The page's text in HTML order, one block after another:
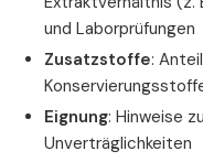
und Laborprüfungen
Zusatzstoffe:
Eignung: Hinweise
Unverträglichkeiten